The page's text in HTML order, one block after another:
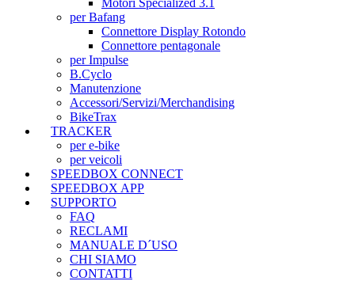
Motori Specialized 3.1
per Bafang
Connettore Display Rotondo
Connettore pentagonale
per Impulse
B.Cyclo
Manutenzione
Accessori/Servizi/Merchandising
BikeTrax
TRACKER
per e-bike
per veicoli
SPEEDBOX CONNECT
SPEEDBOX APP
SUPPORTO
FAQ
RECLAMI
MANUALE D´USO
CHI SIAMO
CONTATTI